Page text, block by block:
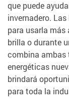
que puede
invernadero.
para usarla más
brilla o durante
combina ambas
energéticas
brindará
para toda la